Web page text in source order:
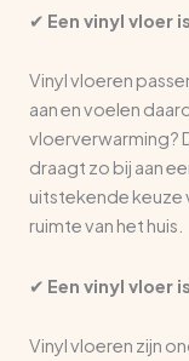
✔ Een vinyl vloer
Vinyl vloeren
aan en voelen
vloerverwarming?
draagt zo bij aan
uitstekende keuze
ruimte van het huis.
✔ Een vinyl vloer
Vinyl vloeren zijn